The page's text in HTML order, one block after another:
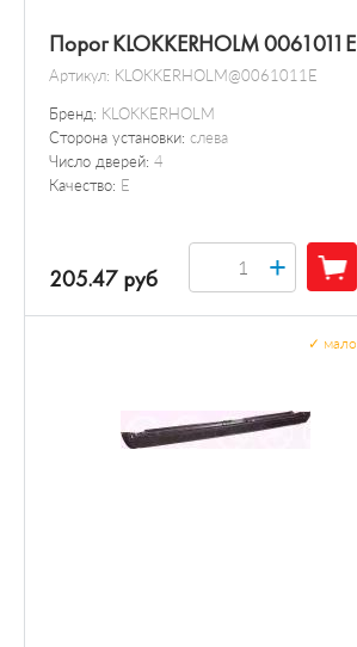
Порог KLOKKERHOLM 0061011E
Артикул: KLOKKERHOLM@0061011E
Бренд: KLOKKERHOLM
Сторона установки: слева
Число дверей: 4
Качество: E
205.47 руб +
мало